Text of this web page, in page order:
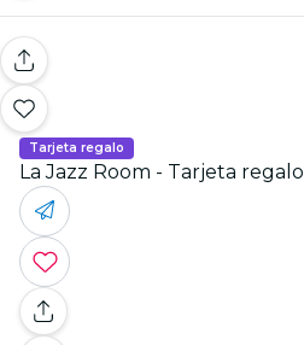
Tarjeta regalo
La Jazz Room - Tarjeta regalo